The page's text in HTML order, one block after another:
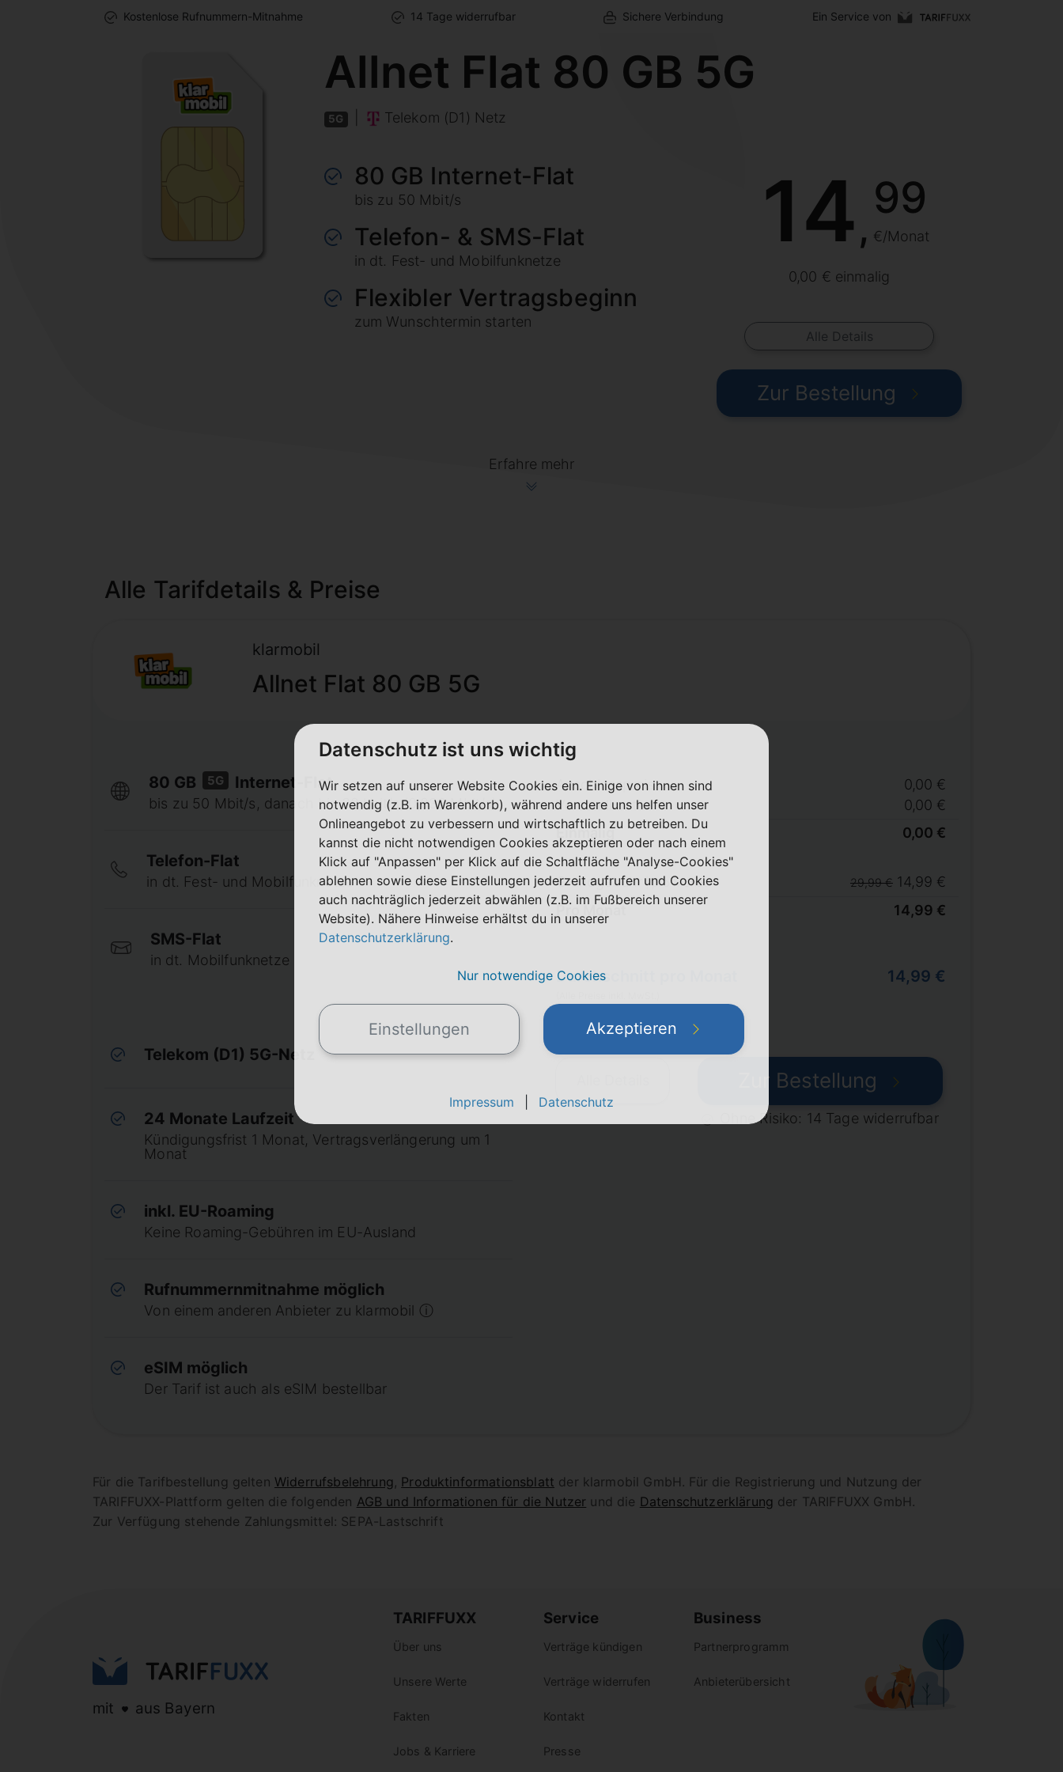
Kostenlose Rufnummern-Mitnahme 14 Tage widerrufbar Sichere Verbindung Ein Service von
Allnet Flat 80 GB 5G
5G Telekom (D1) Netz
80 GB Internet-Flat
bis zu 50 Mbit/s
Telefon- & SMS-Flat
in dt. Fest- und Mobilfunknetze
Flexibler Vertragsbeginn
zum Wunschtermin starten
14,
99
€/Monat
0,00 € einmalig
Alle Details
Zur Bestellung
Erfahre mehr
Alle Tarifdetails & Preise
klarmobil
Allnet Flat 80 GB 5G
80 GB 5G Internet-Flat
bis zu 50 Mbit/s, danach bis 32 kbit/s (0,032 Mbit/s)
Telefon-Flat
in dt. Fest- und Mobilfunknetze
SMS-Flat
in dt. Mobilfunknetze
Telekom (D1) 5G-Netz
24 Monate Laufzeit
Kündigungsfrist 1 Monat, Vertragsverlängerung um 1
Monat
inkl. EU-Roaming
Keine Roaming-Gebühren im EU-Ausland
Rufnummernmitnahme möglich
Von einem anderen Anbieter zu klarmobil ⓘ
eSIM möglich
Der Tarif ist auch als eSIM bestellbar
Anschlusspreis
0,00 €
Versandkosten
0,00 €
Einmalig
0,00 €
Grundgebühr | pro Monat 29,99 € 14,99 €
Pro Monat
14,99 €
Durchschnitt pro Monat 14,99 €
Zur Bestellung
Ohne Risiko: 14 Tage widerrufbar
Für die Tarifbestellung gelten Widerrufsbelehrung , Produktinformationsblatt der klarmobil GmbH. Für die Registrierung und Nutzung der
TARIFFUXX-Plattform gelten die folgenden AGB und Informationen für die Nutzer und die Datenschutzerklärung der TARIFFUXX GmbH.
Zur Verfügung stehende Zahlungsmittel: SEPA-Lastschrift
mit aus Bayern
TARIFFUXX
Über uns
Unsere Werte
Fakten
Jobs & Karriere
Service
Verträge kündigen
Verträge widerrufen
Kontakt
Presse
Business
Partnerprogramm
Anbieterübersicht
Datenschutz ist uns wichtig
Wir setzen auf unserer Website Cookies ein. Einige von ihnen sind
notwendig (z.B. im Warenkorb), während andere uns helfen unser
Onlineangebot zu verbessern und wirtschaftlich zu betreiben. Du
kannst die nicht notwendigen Cookies akzeptieren oder nach einem
Klick auf "Anpassen" per Klick auf die Schaltfläche "Analyse-Cookies"
ablehnen sowie diese Einstellungen jederzeit aufrufen und Cookies
auch nachträglich jederzeit abwählen (z.B. im Fußbereich unserer
Website). Nähere Hinweise erhältst du in unserer
Datenschutzerklärung.
Nur notwendige Cookies
Einstellungen Akzeptieren
Impressum Datenschutz